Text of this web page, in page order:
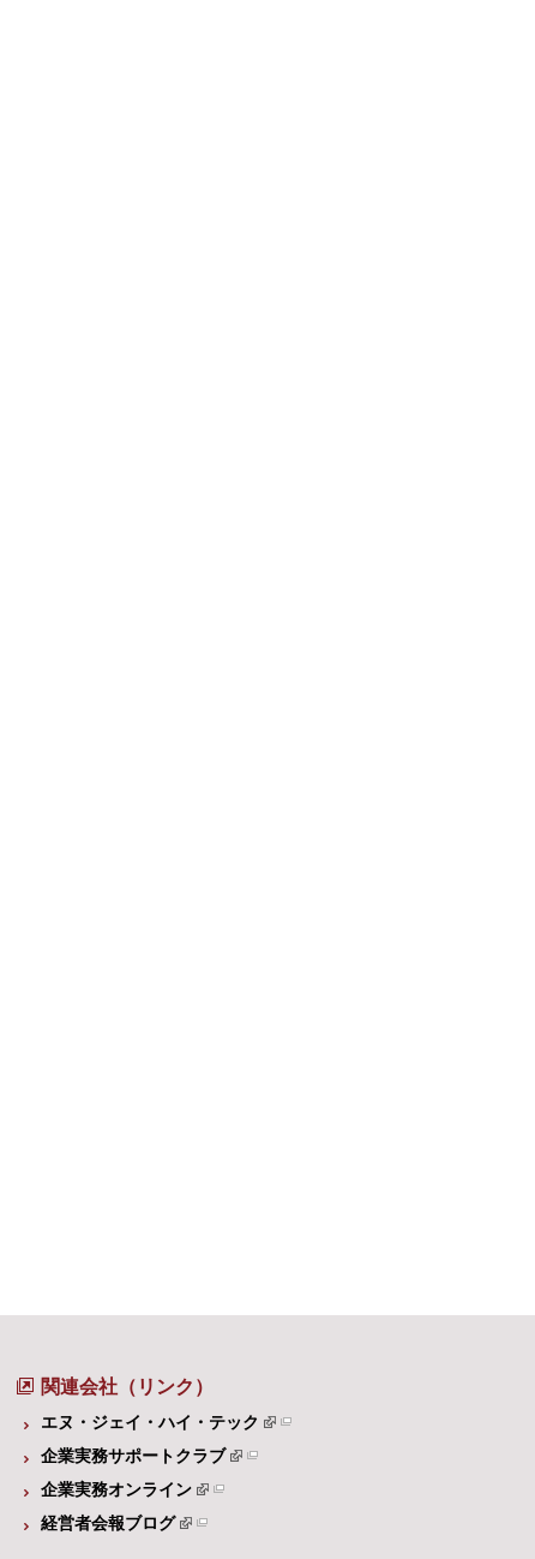
関連会社（リンク）
エヌ・ジェイ・ハイ・テック
企業実務サポートクラブ
企業実務オンライン
経営者会報ブログ